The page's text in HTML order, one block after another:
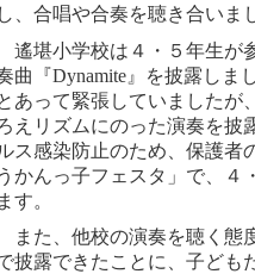
し、合唱や合奏を聴き合いま
遙堪小学校は４・５年生が
曲『Dynamite 』を披露しま
あって緊張していましたが
えリズムにのった演奏を披
ス感染防止のため、保護者
うかんっ子フェスタ」で、４
ます。
また、他校の演奏を聴く態
披露できたことに、子ども